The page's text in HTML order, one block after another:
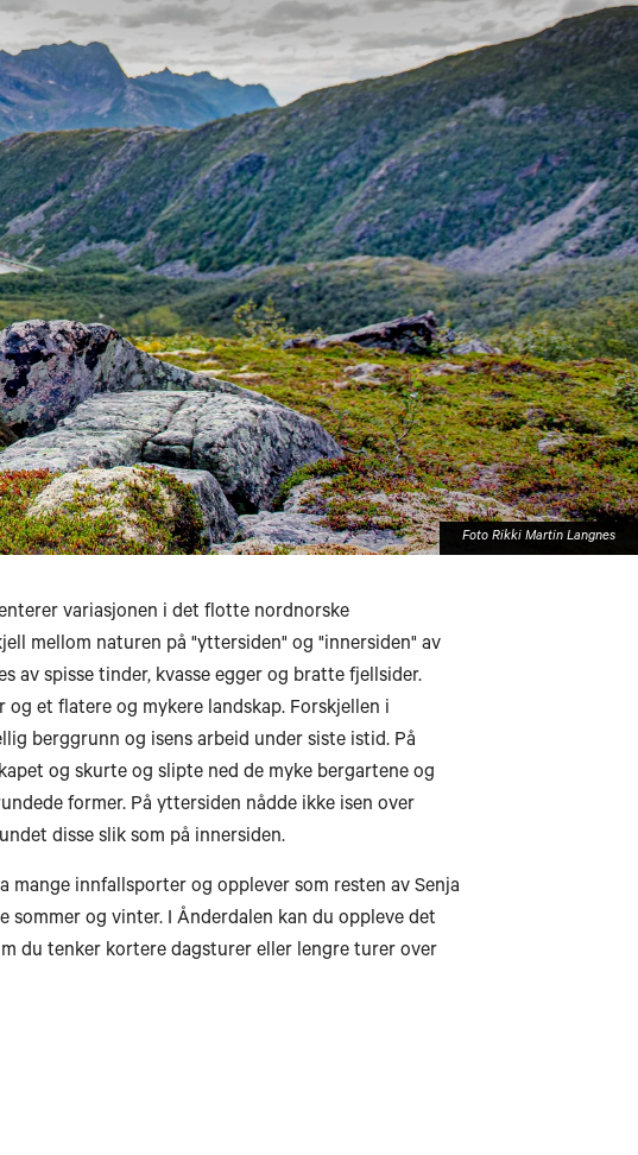
Foto Rikki Martin Langnes
variasjonen i det flotte nordnorske
mellom naturen på "yttersiden" og "innersiden" av
av spisse tinder, kvasse egger og bratte fjellsider.
og et flatere og mykere landskap. Forskjellen i
berggrunn og isens arbeid under siste istid. På
og skurte og slipte ned de myke bergartene og
former. På yttersiden nådde ikke isen over
disse slik som på innersiden.
innfallsporter og opplever som resten av Senja
sommer og vinter. I Ånderdalen kan du oppleve det
du tenker kortere dagsturer eller lengre turer over